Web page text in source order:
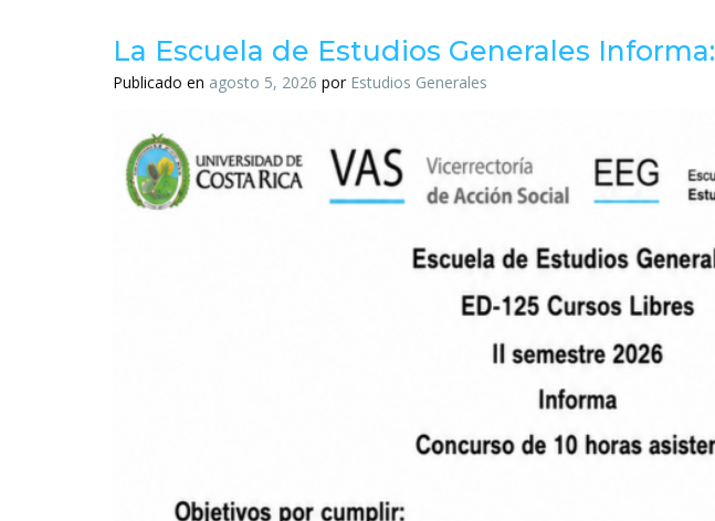
La Escuela de Estudios Generales Informa:
Publicado en agosto 5, 2026 por Estudios Generales